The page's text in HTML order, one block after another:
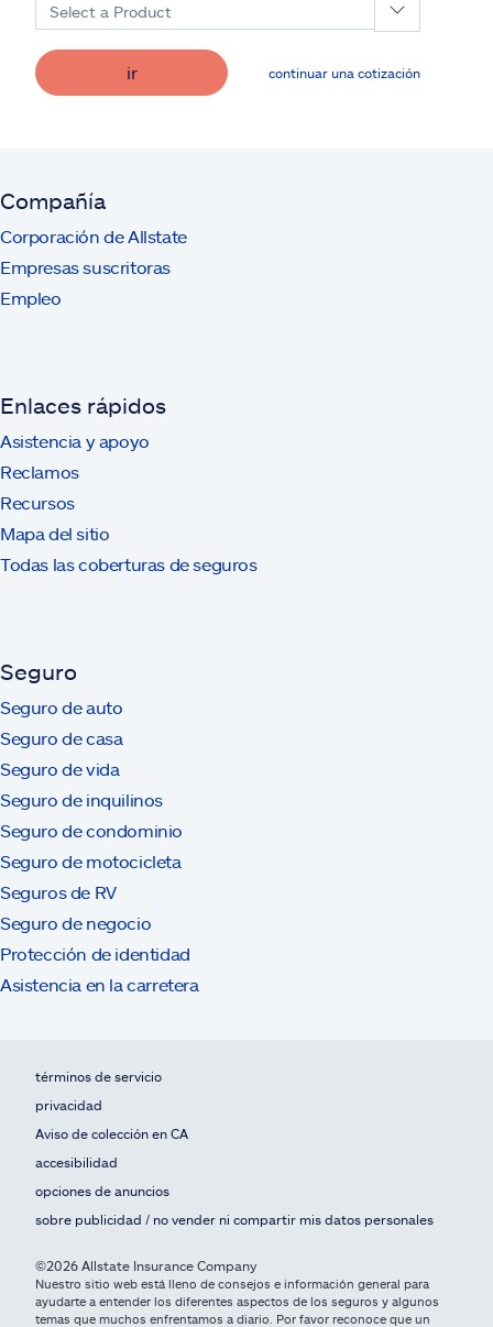
Select a Product
ir continuar una cotización
Compañía
Corporación de Allstate
Empresas suscritoras
Empleo
Enlaces rápidos
Asistencia y apoyo
Reclamos
Recursos
Mapa del sitio
Todas las coberturas de seguros
Seguro
Seguro de auto
Seguro de casa
Seguro de vida
Seguro de inquilinos
Seguro de condominio
Seguro de motocicleta
Seguros de RV
Seguro de negocio
Protección de identidad
Asistencia en la carretera
términos de servicio
privacidad
Aviso de colección en CA
accesibilidad
opciones de anuncios
sobre publicidad / no vender ni compartir mis datos personales
©2026 Allstate Insurance Company
Nuestro sitio web está lleno de consejos e información general para
ayudarte a entender los diferentes aspectos de los seguros y algunos
temas que muchos enfrentamos a diario. Por favor reconoce que un